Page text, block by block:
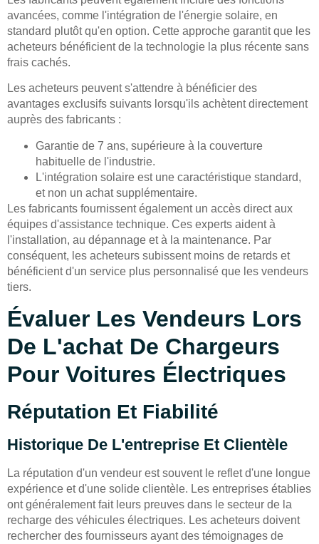
avancées, comme l'intégration de l'énergie solaire, en
standard plutôt qu'en option. Cette approche garantit que les
acheteurs bénéficient de la technologie la plus récente sans
frais cachés.
Les acheteurs peuvent s'attendre à bénéficier des
avantages exclusifs suivants lorsqu'ils achètent directement
auprès des fabricants :
Garantie de 7 ans, supérieure à la couverture
habituelle de l'industrie.
L'intégration solaire est une caractéristique standard,
et non un achat supplémentaire.
Les fabricants fournissent également un accès direct aux
équipes d'assistance technique. Ces experts aident à
l'installation, au dépannage et à la maintenance. Par
conséquent, les acheteurs subissent moins de retards et
bénéficient d'un service plus personnalisé que les vendeurs
tiers.
Évaluer Les Vendeurs Lors
De L'achat De Chargeurs
Pour Voitures Électriques
Réputation Et Fiabilité
Historique De L'entreprise Et Clientèle
La réputation d'un vendeur est souvent le reflet d'une longue
expérience et d'une solide clientèle. Les entreprises établies
ont généralement fait leurs preuves dans le secteur de la
recharge des véhicules électriques. Les acheteurs doivent
rechercher des fournisseurs ayant des témoignages de